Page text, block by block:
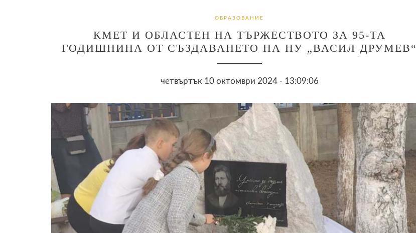
ОБРАЗОВАНИЕ
КМЕТ И ОБЛАСТЕН НА ТЪРЖЕСТВОТО ЗА 95-ТА
ГОДИШНИНА ОТ СЪЗДАВАНЕТО НА НУ „ВАСИЛ ДРУМЕВ“
четвъртък 10 октомври 2024 - 13:09:06